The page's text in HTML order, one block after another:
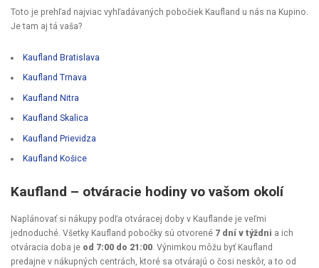
Toto je prehľad najviac vyhľadávaných pobočiek Kaufland u nás na Kupino.
Je tam aj tá vaša?
Kaufland Bratislava
Kaufland Trnava
Kaufland Nitra
Kaufland Skalica
Kaufland Prievidza
Kaufland Košice
Kaufland – otváracie hodiny vo vašom okolí
Naplánovať si nákupy podľa otváracej doby v Kauflande je veľmi
jednoduché. Všetky Kaufland pobočky sú otvorené 7 dní v týždni a ich
otváracia doba je od 7:00 do 21:00. Výnimkou môžu byť Kaufland
predajne v nákupných centrách, ktoré sa otvárajú o čosi neskôr, a to od